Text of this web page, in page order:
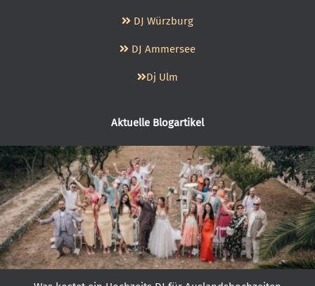
DJ Würzburg
DJ Ammersee
Dj Ulm
Aktuelle Blogartikel